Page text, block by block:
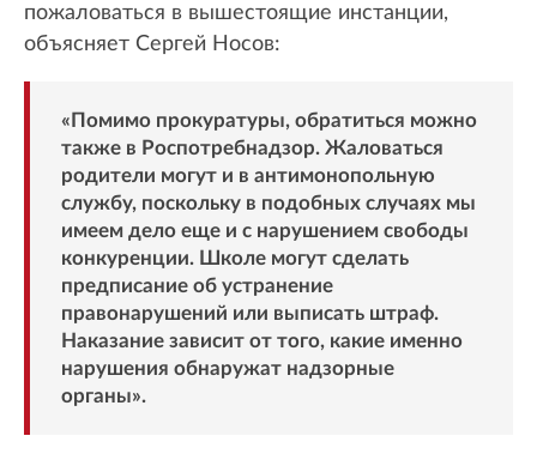
пожаловаться в вышестоящие инстанции,
объясняет Сергей Носов:
«Помимо прокуратуры, обратиться можно
также в Роспотребнадзор. Жаловаться
родители могут и в антимонопольную
службу, поскольку в подобных случаях мы
имеем дело еще и с нарушением свободы
конкуренции. Школе могут сделать
предписание об устранение
правонарушений или выписать штраф.
Наказание зависит от того, какие именно
нарушения обнаружат надзорные
органы».